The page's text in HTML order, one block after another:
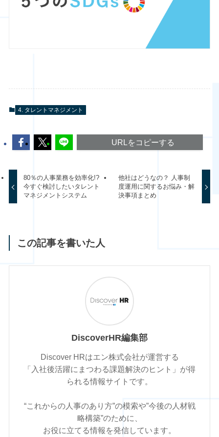
4. タレントマネジメント
URLをコピーする
80％の人事業務を効率化!?
今すぐ検討したいタレント
マネジメントシステム
他社はどうなの？ 人事制
度運用に関するお悩み・解
決事項まとめ
この記事を書いた人
DiscoverHR編集部
Discover HRはエン株式会社が運営する
「入社後活躍にまつわる課題解決のヒント」が得
られる情報サイトです。
“これからの人事のあり方”の模索や”今後の人材戦
略構築”のために、
お役に立てる情報を発信しています。